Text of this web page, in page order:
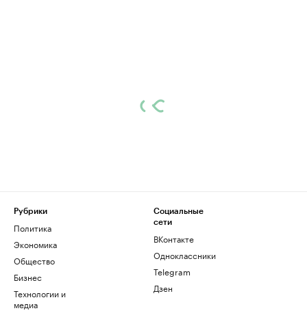
Рубрики
Политика
Экономика
Общество
Бизнес
Технологии и
медиа
Социальные
сети
ВКонтакте
Одноклассники
Telegram
Дзен